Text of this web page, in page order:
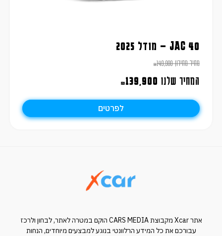
JAC 40 – מודל 2025
מחיר מחירון ₪149,900
המחיר שלנו ₪139,900
לפרטים
אתר Xcar מקבוצת CARS MEDIA הוקם במטרה לאתר, לבחון ולרכז
עבורכם את כל המידע הרלוונטי בנוגע למבצעים מיוחדים, הנחות